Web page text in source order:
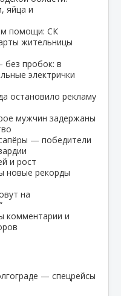
яйца и
помощи: СК
жительницы
пробок: в
электрички
остановило рекламу
мужчин задержаны
— победители
и рост
новые рекорды
на
комментарии и
— спецрейсы